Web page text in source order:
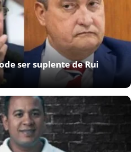
ser suplente de Rui